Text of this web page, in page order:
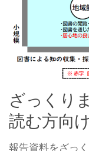
ざっくり
読む方向け
報告資料をざっ